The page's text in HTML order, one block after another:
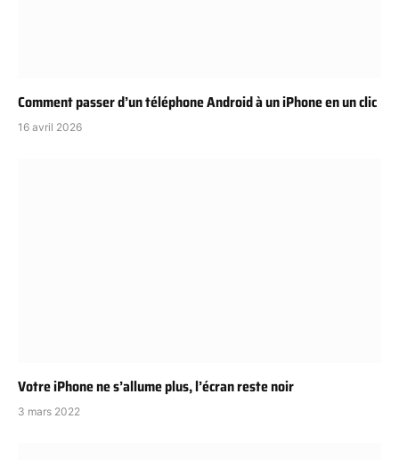
Comment passer d’un téléphone Android à un iPhone en un clic
16 avril 2026
Votre iPhone ne s’allume plus, l’écran reste noir
3 mars 2022